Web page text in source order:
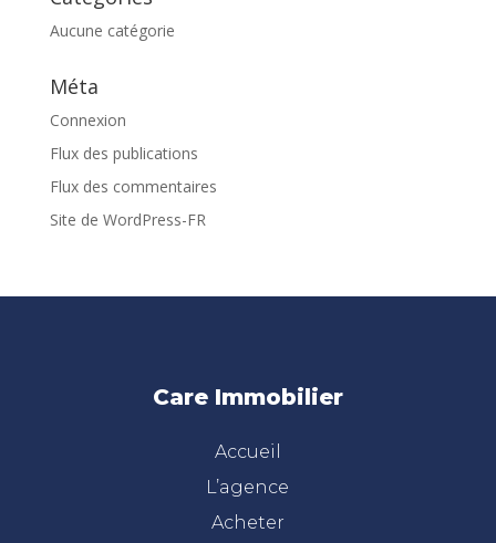
Aucune catégorie
Méta
Connexion
Flux des publications
Flux des commentaires
Site de WordPress-FR
Care Immobilier
Accueil
L’agence
Acheter